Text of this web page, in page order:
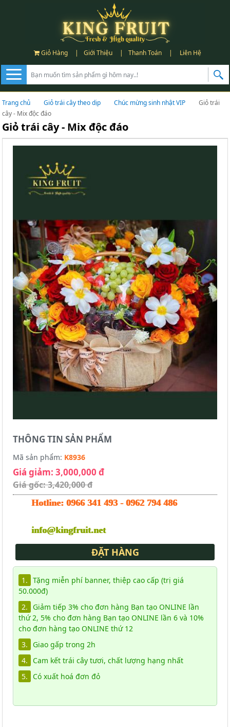
Giỏ Hàng | Giới Thiệu | Thanh Toán | Liên Hệ
Trang chủ Giỏ trái cây theo dịp Chúc mừng sinh nhật VIP
Giỏ trái
cây - Mix độc đáo
Giỏ trái cây - Mix độc đáo
THÔNG TIN SẢN PHẨM
Mã sản phẩm: K8936
Giá giảm: 3,000,000 đ
Giá gốc: 3,420,000 đ
Hotline: 0966 341 493 - 0962 794 486
info@kingfruit.net
ĐẶT HÀNG
1. Tặng miễn phí banner, thiệp cao cấp (trị giá
50.000đ)
2.
Giảm tiếp 3% cho đơn hàng Bạn tạo ONLINE lần
thứ 2, 5% cho đơn hàng Bạn tạo ONLINE lần 6 và 10%
cho đơn hàng tạo ONLINE thứ 12
3.
Giao gấp trong 2h
4.
Cam kết trái cây tươi, chất lượng hạng nhất
5.
Có xuất hoá đơn đỏ